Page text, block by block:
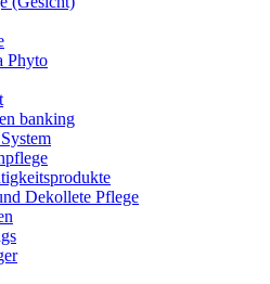
Phyto
banking
Dekollete Pflege